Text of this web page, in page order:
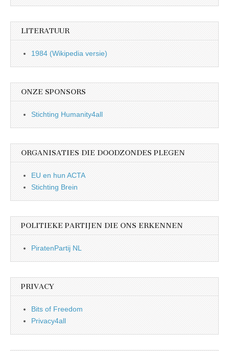
LITERATUUR
1984 (Wikipedia versie)
ONZE SPONSORS
Stichting Humanity4all
ORGANISATIES DIE DOODZONDES PLEGEN
EU en hun ACTA
Stichting Brein
POLITIEKE PARTIJEN DIE ONS ERKENNEN
PiratenPartij NL
PRIVACY
Bits of Freedom
Privacy4all